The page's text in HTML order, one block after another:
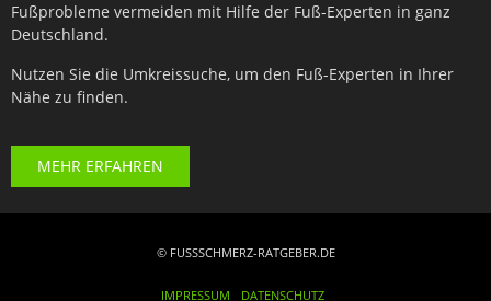
Fußprobleme vermeiden mit Hilfe der Fuß-Experten in ganz
Deutschland.
Nutzen Sie die Umkreissuche, um den Fuß-Experten in Ihrer
Nähe zu finden.
MEHR ERFAHREN
© FUSSSCHMERZ-RATGEBER.DE
IMPRESSUM DATENSCHUTZ